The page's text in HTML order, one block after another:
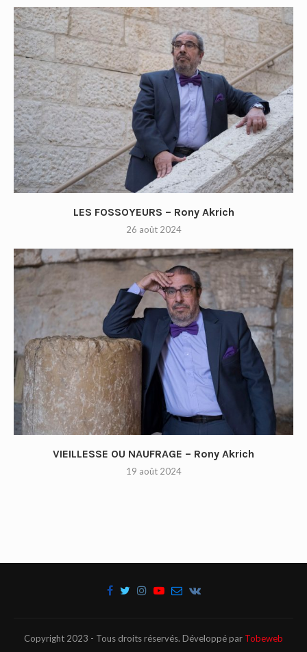
LES FOSSOYEURS – Rony Akrich
26 août 2024
VIEILLESSE OU NAUFRAGE – Rony Akrich
19 août 2024
Copyright 2023 - Tous droits réservés. Développé par Tobeweb